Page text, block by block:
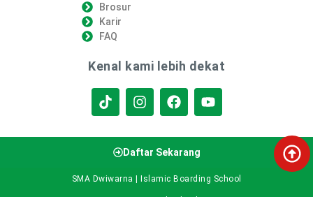
Brosur
Karir
FAQ
Kenal kami lebih dekat
Daftar Sekarang
SMA Dwiwarna | Islamic Boarding School